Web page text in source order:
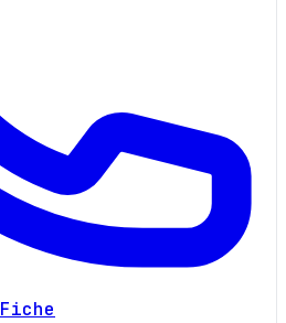
Fiche